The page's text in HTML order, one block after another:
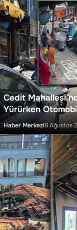
Cedit
Yürürken
Haber Merkezi8 Ağustos